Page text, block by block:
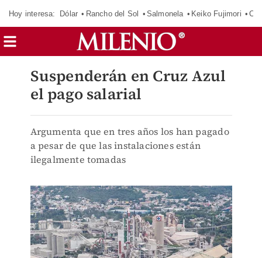
Hoy interesa: Dólar Rancho del Sol Salmonela Keiko Fujimori
Suspenderán en Cruz Azul
el pago salarial
Argumenta que en tres años los han pagado
a pesar de que las instalaciones están
ilegalmente tomadas